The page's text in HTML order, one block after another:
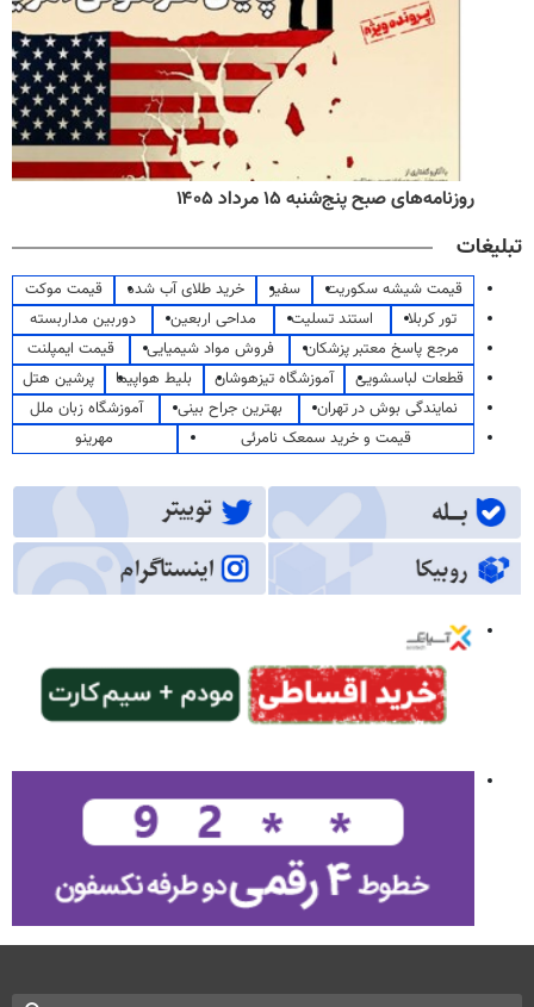
روزنامه‌های صبح پنج‌شنبه ۱۵ مرداد ۱۴۰۵
تبلیغات
قیمت شیشه سکوریت سفیر خرید طلای آب شده
قیمت موکت
تور کربلا
استند تسلیت مداحی اربعین
دوربین مداربسته
مرجع پاسخ معتبر پزشکان
فروش مواد شیمیایی
قیمت ایمپلنت
قطعات لباسشویی
آموزشگاه تیزهوشان بلیط هواپیما
پرشین هتل
نمایندگی بوش در تهران
بهترین جراح بینی
آموزشگاه زبان ملل
قیمت و خرید سمعک نامرئی
مهرینو